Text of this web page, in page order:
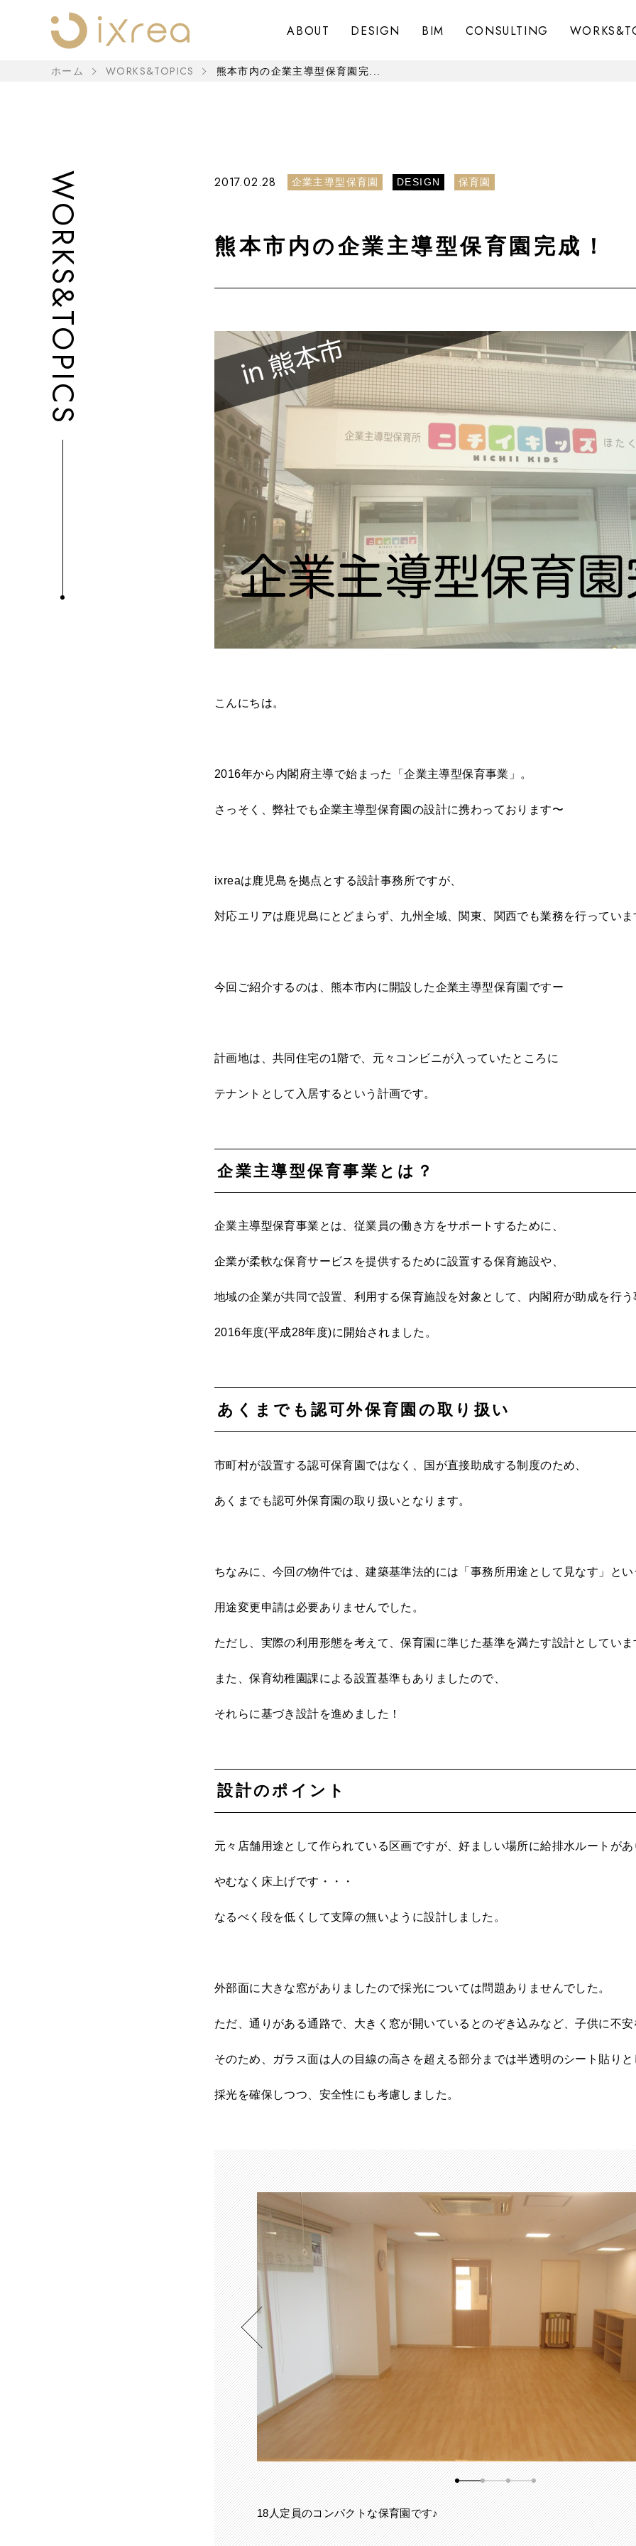
ABOUT DESIGN BIM CONSULTING
ホーム WORKS&TOPICS 熊本市内の企業主導型保育園完...
WORKS&TOPICS 2017.02.28 企業主導型保育園 DESIGN 保育園
熊本市内の企業主導型保育園完成！
こんにちは。
2016年から内閣府主導で始まった「企業主導型保育事業」。
さっそく、弊社でも企業主導型保育園の設計に携わっております〜
ixreaは鹿児島を拠点とする設計事務所ですが、
対応エリアは鹿児島にとどまらず、九州全域、関東、関西でも業務を行っていま
今回ご紹介するのは、熊本市内に開設した企業主導型保育園ですー
計画地は、共同住宅の1階で、元々コンビニが入っていたところに
テナントとして入居するという計画です。
企業主導型保育事業とは？
企業主導型保育事業とは、従業員の働き方をサポートするために、
企業が柔軟な保育サービスを提供するために設置する保育施設や、
地域の企業が共同で設置、利用する保育施設を対象として、内閣府が助成を行
2016年度(平成28年度)に開始されました。
あくまでも認可外保育園の取り扱い
市町村が設置する認可保育園ではなく、国が直接助成する制度のため、
あくまでも認可外保育園の取り扱いとなります。
ちなみに、今回の物件では、建築基準法的には「事務所用途として見なす」と
用途変更申請は必要ありませんでした。
ただし、実際の利用形態を考えて、保育園に準じた基準を満たす設計としていま
また、保育幼稚園課による設置基準もありましたので、
それらに基づき設計を進めました！
設計のポイント
元々店舗用途として作られている区画ですが、好ましい場所に給排水ルートが
やむなく床上げです・・・
なるべく段を低くして支障の無いように設計しました。
外部面に大きな窓がありましたので採光については問題ありませんでした。
ただ、通りがある通路で、大きく窓が開いているとのぞき込みなど、子供に不
そのため、ガラス面は人の目線の高さを超える部分までは半透明のシート貼りと
採光を確保しつつ、安全性にも考慮しました。
18人定員のコンパクトな保育園です♪